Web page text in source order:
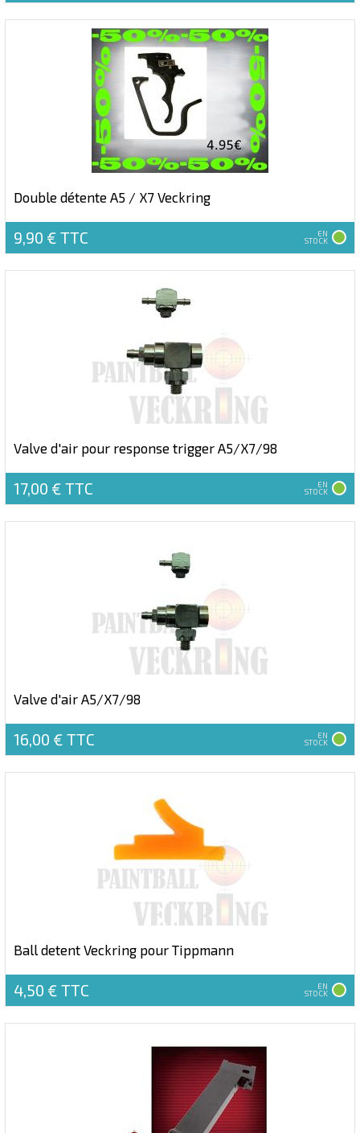
Double détente A5 / X7 Veckring
9,90 € TTC EN
STOCK
Valve d'air pour response trigger A5/X7/98
17,00 € TTC EN
STOCK
Valve d'air A5/X7/98
16,00 € TTC EN
STOCK
Ball detent Veckring pour Tippmann
4,50 € TTC EN
STOCK